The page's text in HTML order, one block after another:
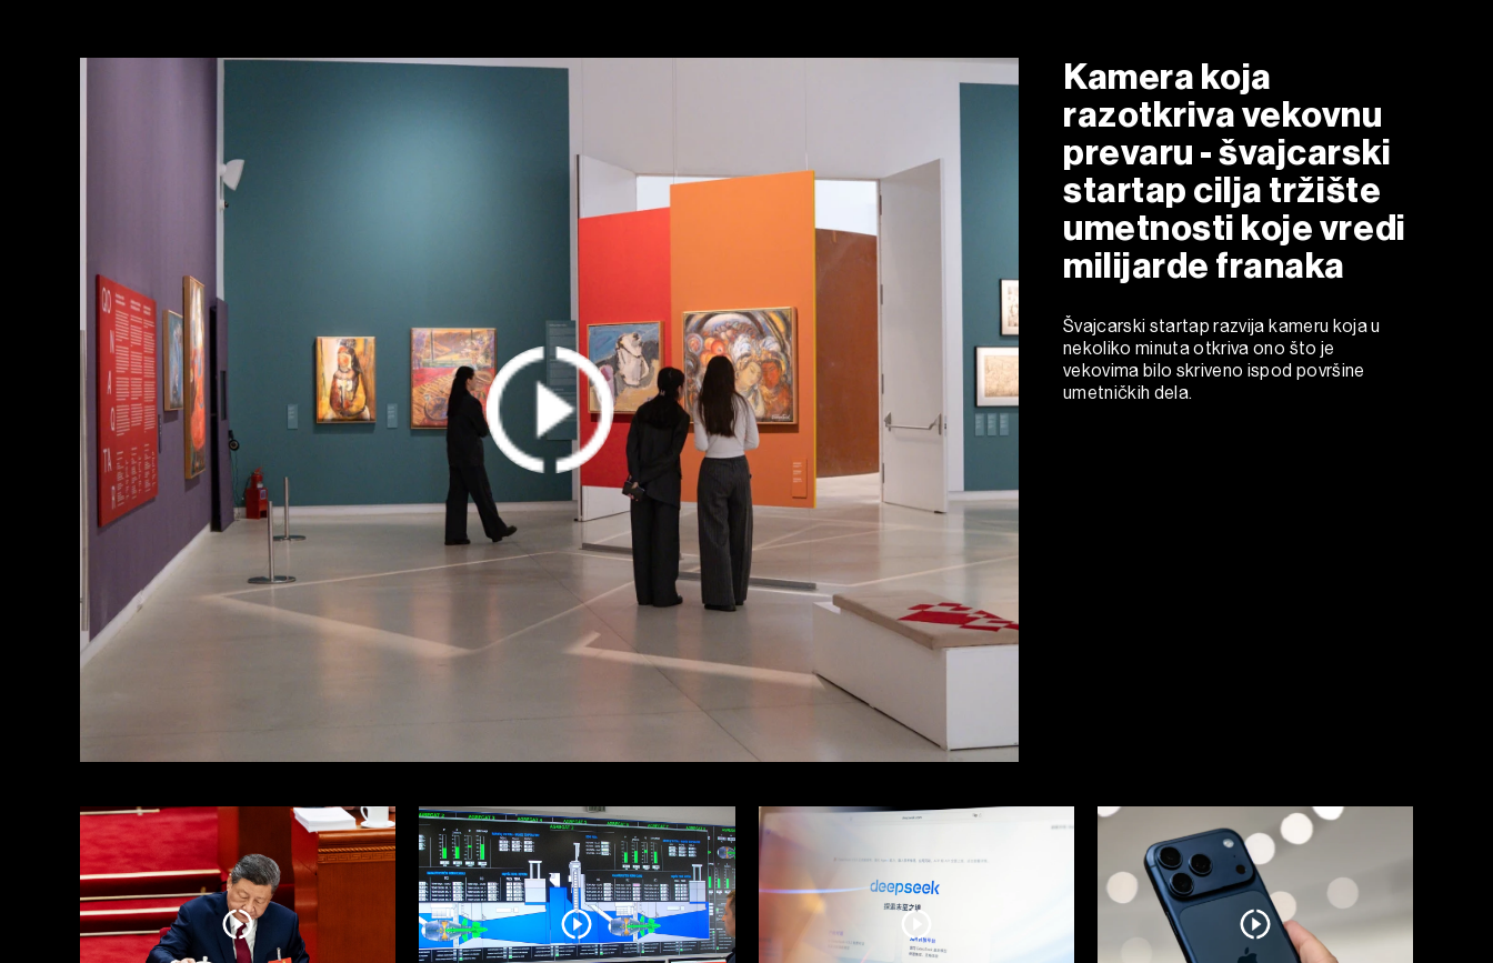
Kamera koja
razotkriva vekovnu
prevaru - švajcarski
startap cilja tržište
umetnosti koje vredi
milijarde franaka
Švajcarski startap razvija kameru koja u
nekoliko minuta otkriva ono što je
vekovima bilo skriveno ispod površine
umetničkih dela.